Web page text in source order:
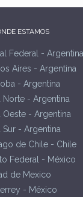
ESTAMOS
Federal - Argentina
Aires - Argentina
- Argentina
Norte - Argentina
Oeste - Argentina
Sur - Argentina
de Chile - Chile
Federal - México
de Mexico
- México